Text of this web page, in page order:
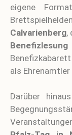
eigene
Calvarienberg,
als Ehrenamtler
Darüber